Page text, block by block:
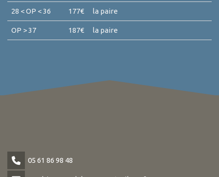
28 < OP < 36 177€ la paire
OP > 37 187€ la paire
05 61 86 98 48